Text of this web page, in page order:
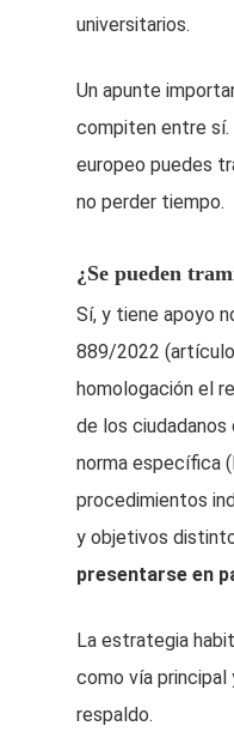
universitarios.
Un apunte
compiten entre sí.
europeo puedes
no perder tiempo.
¿Se pueden
Sí, y tiene apoyo
889/2022
homologación el
de los ciudadanos
norma específica
procedimientos
y objetivos
presentarse en
La estrategia
como vía principal
respaldo.